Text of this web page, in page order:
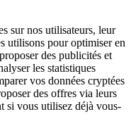
sur nos utilisateurs, leur
utilisons pour optimiser en
des publicités et
les statistiques
vos données cryptées
des offres via leurs
si vous utilisez déjà vous-